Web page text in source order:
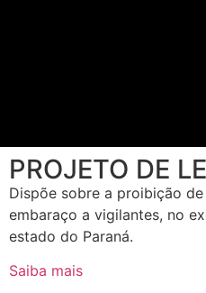
PROJETO DE
Dispõe sobre a proibição
embaraço a vigilantes, no
estado do Paraná.
Saiba mais